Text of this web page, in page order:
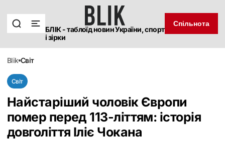
БЛІК - таблоїд новин України, спорт
і зірки
Спільнота
blik світ
Світ
Найстаріший чоловік Європи
помер перед 113-літтям: історія
довголіття Іліє Чокана